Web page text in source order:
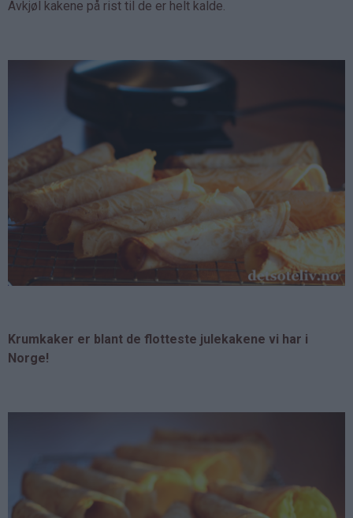
Avkjøl kakene på rist til de er helt kalde.
Krumkaker er blant de flotteste julekakene vi har i
Norge!